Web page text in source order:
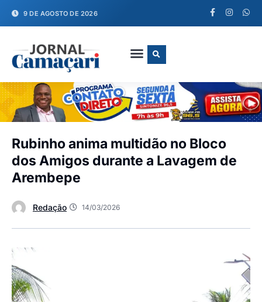
9 DE AGOSTO DE 2026
Rubinho anima multidão no Bloco
dos Amigos durante a Lavagem de
Arembepe
Redação 14/03/2026